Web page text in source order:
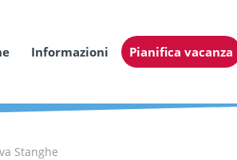
Informazioni Pianifica vacanza
Stanghe